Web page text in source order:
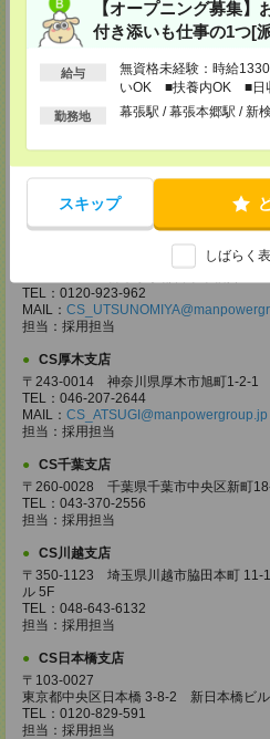
【オープニング募集
付き添いも仕事の1つ[
給与
無資格未経験：時給
いOK ■扶養内OK ■日
以上
勤務地 幕張駅 / 幕張本郷駅 / 新
スキップ
しばらく
CS大宮支店
〒330-0854 埼玉県さいたま市大宮区
ウイング 9階
TEL：0120-769-355
担当：採用担当
CS高崎支店
〒370-0831 群馬県高崎市あら町167
MAIL：
担当：採用担当
TEL：0120-923-962
MAIL：
担当：採用担当
CS厚木支店
〒243-0014 神奈川県厚木市旭町1-2-1
TEL：046-207-2644
MAIL： CS_ATSUGI@manpowergroup.jp
担当：採用担当
CS千葉支店
〒260-0028 千葉県千葉市中央区新町
TEL：043-370-2556
担当：採用担当
CS川越支店
〒350-1123 埼玉県川越市脇田本町
ル 5F
TEL：048-643-6132
担当：採用担当
CS日本橋支店
〒103-0027
東京都中央区日本橋 3-8-2 新日本橋ビル
TEL：0120-829-591
担当：採用担当